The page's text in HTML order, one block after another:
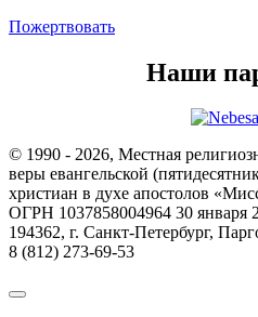
Пожертвовать
Наши
© 1990 - 2026, Местная
веры евангельской
христиан в духе апостолов
ОГРН 1037858004964 30 января
194362, г. Санкт-Петербург,
8 (812) 273-69-53